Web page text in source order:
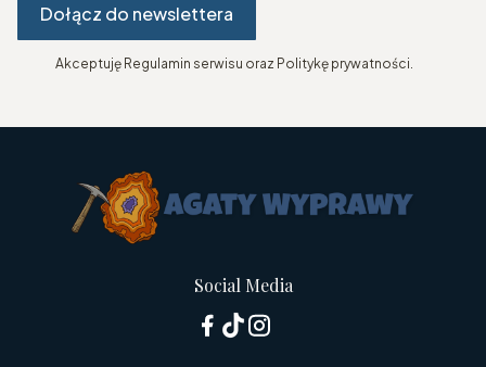
Dołącz do newslettera
Akceptuję Regulamin serwisu oraz Politykę prywatności.
Social Media